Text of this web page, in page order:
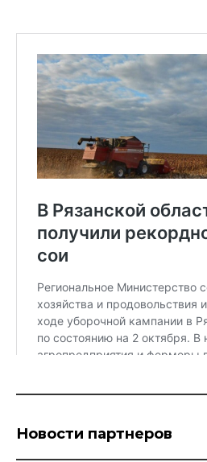
Новости партнеров